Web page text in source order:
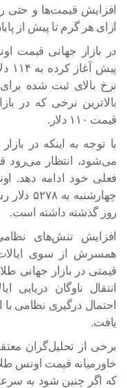
افزایش قیمت‌ها و حتی
ازای هر گرم تا پیش از
در بازار جهانی قیمت
نرخ بالای ثبت شده
قیمت ۱۱۰ دلار.
با توجه به اینکه در
می‌شود، انتظار می‌رود
فعلی خود ادامه دهد.
روز گذشته داشته است.
افزایش تنش‌های
همسرش از سوی
قیمتی در بازار جهانی
انتقال ناوگان دریایی
احتمال درگیری نظامی با
یافت.
برخی از تحلیل‌گران
که اگر چنین شود به